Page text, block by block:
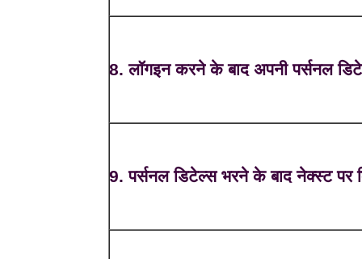
8. लॉगइन करने के बाद अपनी पर्सनल
9. पर्सनल डिटेल्स भरने के बाद नेक्स्ट